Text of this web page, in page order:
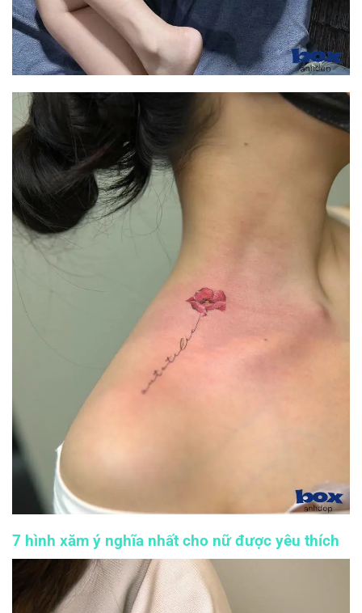
7 hình xăm ý nghĩa nhất cho nữ được yêu thích